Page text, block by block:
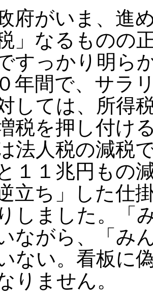
府がいま、進
」なるものの
すっかり明ら
年間で、サラ
しては、所得
税を押し付け
法人税の減税
１１兆円もの
逆立ち」した仕
しました。「
ながら、「み
ない。看板に
りません。